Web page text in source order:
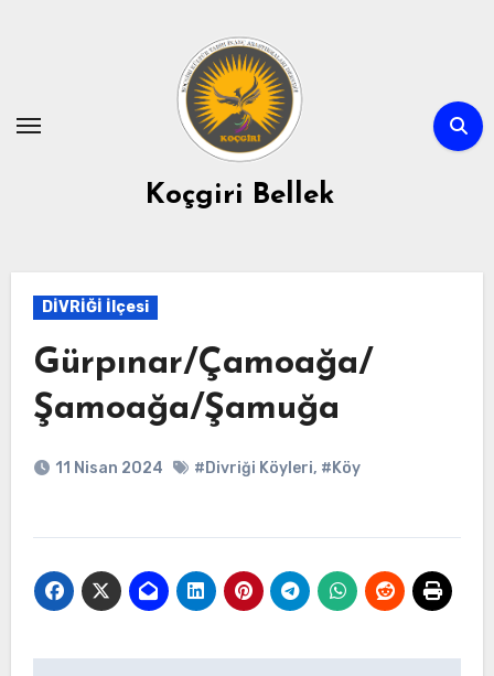
Koçgiri Bellek
DİVRİĞİ İlçesi
Gürpınar/Çamoağa/
Şamoağa/Şamuğa
11 Nisan 2024 #Divriği Köyleri, #Köy